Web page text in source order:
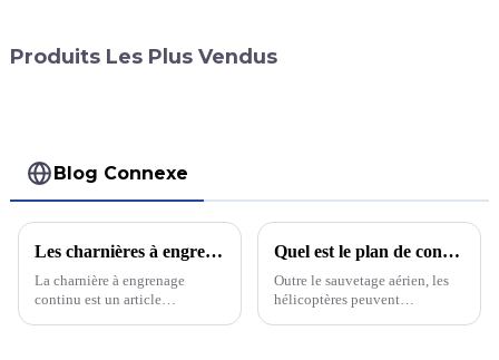
Produits Les Plus Vendus
Blog Connexe
Les charnières à engrenage continu d'une quantité de 800 ont toutes été emballées et attendent la livraison.
La charnière à engrenage
continu est un article
Quel est le plan de construction de l'héliport ?
Outre le sauvetage aérien, les
hélicoptères peuvent